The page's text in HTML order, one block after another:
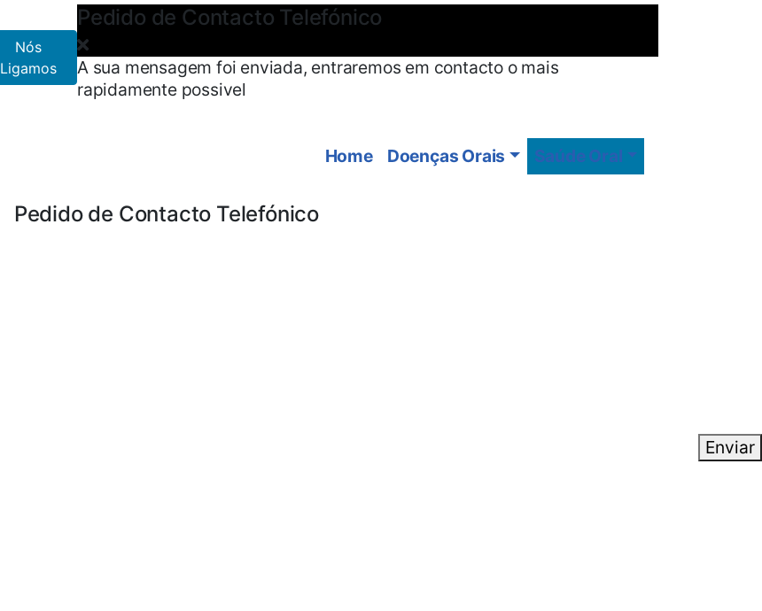
Nós
Ligamos
Pedido de Contacto Telefónico
A sua mensagem foi enviada, entraremos em contacto o mais
rapidamente possivel
Home Doenças Orais Saúde Oral
Pedido de Contacto Telefónico
Enviar